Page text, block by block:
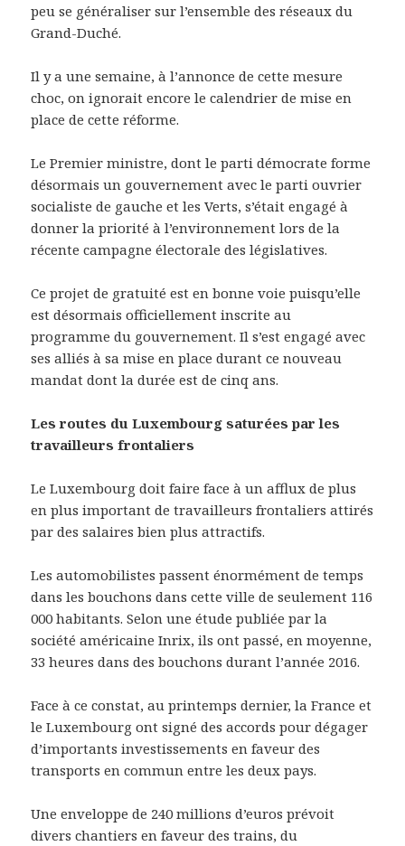
peu se généraliser sur l’ensemble des réseaux du
Grand-Duché.
Il y a une semaine, à l’annonce de cette mesure
choc, on ignorait encore le calendrier de mise en
place de cette réforme.
Le Premier ministre, dont le parti démocrate forme
désormais un gouvernement avec le parti ouvrier
socialiste de gauche et les Verts, s’était engagé à
donner la priorité à l’environnement lors de la
récente campagne électorale des législatives.
Ce projet de gratuité est en bonne voie puisqu’elle
est désormais officiellement inscrite au
programme du gouvernement. Il s’est engagé avec
ses alliés à sa mise en place durant ce nouveau
mandat dont la durée est de cinq ans.
Les routes du Luxembourg saturées par les
travailleurs frontaliers
Le Luxembourg doit faire face à un afflux de plus
en plus important de travailleurs frontaliers attirés
par des salaires bien plus attractifs.
Les automobilistes passent énormément de temps
dans les bouchons dans cette ville de seulement 116
000 habitants. Selon une étude publiée par la
société américaine Inrix, ils ont passé, en moyenne,
33 heures dans des bouchons durant l’année 2016.
Face à ce constat, au printemps dernier, la France et
le Luxembourg ont signé des accords pour dégager
d’importants investissements en faveur des
transports en commun entre les deux pays.
Une enveloppe de 240 millions d’euros prévoit
divers chantiers en faveur des trains, du